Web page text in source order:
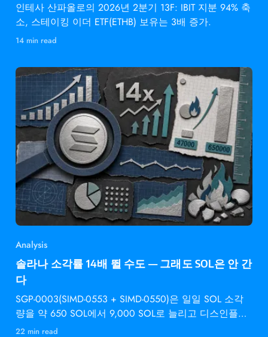
인테사 산파올로의 2026년 2분기 13F: IBIT 지분 94% 축
소, 스테이킹 이더 ETF(ETHB) 보유는 3배 증가.
14 min read
Analysis
솔라나 소각률 14배 뛸 수도 — 그래도 SOL은 안 간
다
SGP-0003(SIMD-0553 + SIMD-0550)은 일일 SOL 소각
량을 약 650 SOL에서 9,000 SOL로 늘리고 디스인플레
이션 속도를 2배로 높입니다 —
22 min read